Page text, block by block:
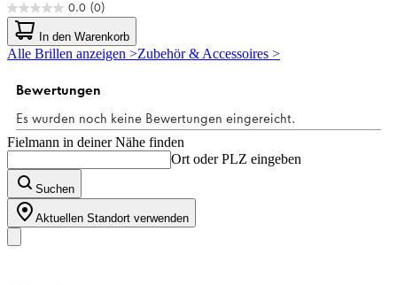
0.0 (0)
0.0
von
5
Sternen.
In den Warenkorb
Alle Brillen anzeigen >Zubehör & Accessoires >
Fielmann in deiner Nähe finden
Ort oder PLZ eingeben
Suchen
Aktuellen Standort verwenden